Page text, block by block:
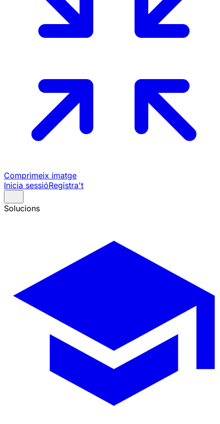
Comprimeix imatge
Inicia sessióRegistra't
Solucions